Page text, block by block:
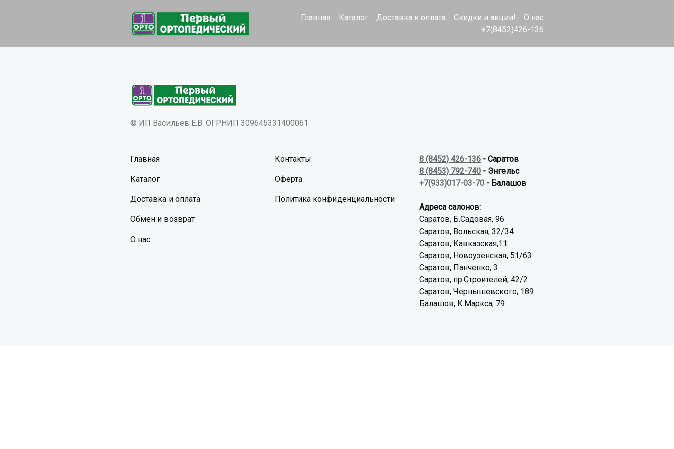
Главная Каталог Доставка и оплата Скидки и акции!
О нас
+7(8452)426-136
© ИП Васильев Е.В. ОГРНИП 309645331400061
Главная
Каталог
Доставка и оплата
Обмен и возврат
О нас
Контакты
Оферта
Политика конфиденциальности
8 (8452) 426-136- Саратов
8 (8453) 792-740- Энгельс
+7(933)017-03-70- Балашов
Адреса салонов:
Саратов, Б.Садовая, 96
Саратов, Вольская, 32/34
Саратов, Кавказская,11
Саратов, Новоузенская, 51/63
Саратов, Панченко, 3
Саратов, пр.Строителей, 42/2
Саратов, Чернышевского, 189
Балашов, К.Маркса, 79